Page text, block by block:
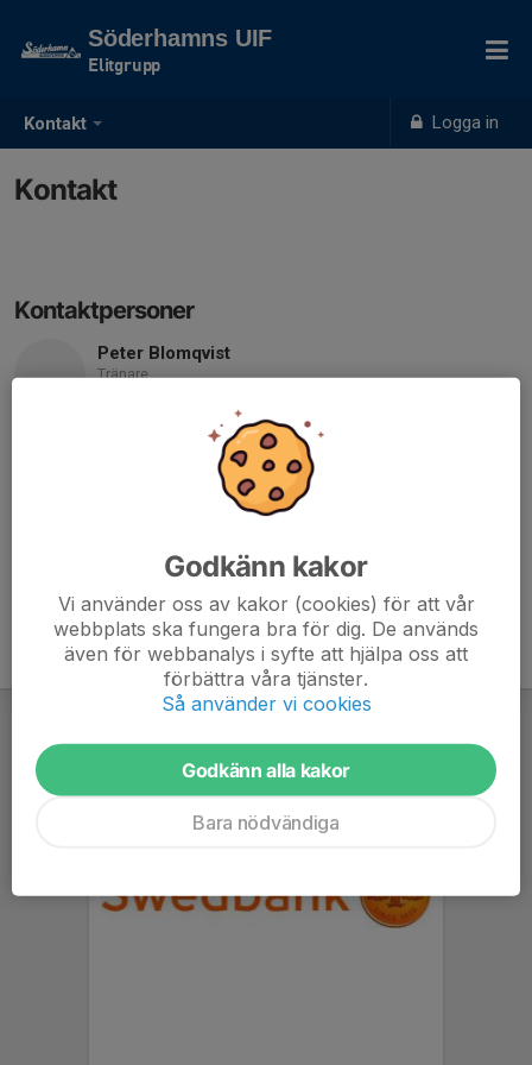
Kontakt Logga in
Söderhamns UIF
Elitgrupp
Kontakt
Kontaktpersoner
Peter Blomqvist
Tränare
suifblomman@hotmail.com
Godkänn kakor
Vi använder oss av kakor (cookies) för att vår
webbplats ska fungera bra för dig. De används
även för webbanalys i syfte att hjälpa oss att
förbättra våra tjänster.
Så använder vi cookies
Godkänn alla kakor
Bara nödvändiga